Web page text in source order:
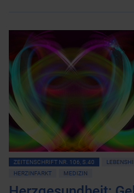
ZEITENSCHRIFT NR. 106, S.40
HERZINFARKT
MEDIZIN